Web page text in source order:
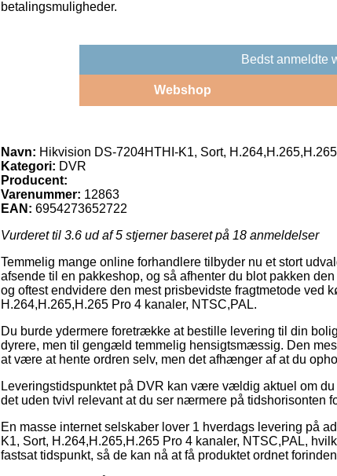
betalingsmuligheder.
Bedst anmeldte
Webshop
Navn: Hikvision DS-7204HTHI-K1, Sort,
Kategori: DVR
Producent:
Varenummer: 12863
EAN: 6954273652722
Vurderet til 3.6 ud af 5 stjerner baseret på 18 anmeldelser
Temmelig mange online forhandlere tilbyder nu et stort
afsende til en pakkeshop, og så afhenter du blot pakken
og oftest endvidere den mest prisbevidste fragtmetode ved
H.264,H.265,H.265 Pro 4 kanaler, NTSC,PAL.
Du burde ydermere foretrække at bestille levering til din
dyrere, men til gengæld temmelig hensigtsmæssig. Den
at være at hente ordren selv, men det afhænger af at du
Leveringstidspunktet på DVR kan være vældig aktuel om
det uden tvivl relevant at du ser nærmere på tidshorisonten
En masse internet selskaber lover 1 hverdags levering på
K1, Sort, H.264,H.265,H.265 Pro 4 kanaler, NTSC,PAL,
fastsat tidspunkt, så de kan nå at få produktet ordnet